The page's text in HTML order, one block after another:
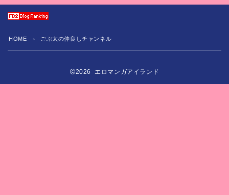
HOME ＞ ごぶ太の仲良しチャンネル
2026 エロマンガアイランド